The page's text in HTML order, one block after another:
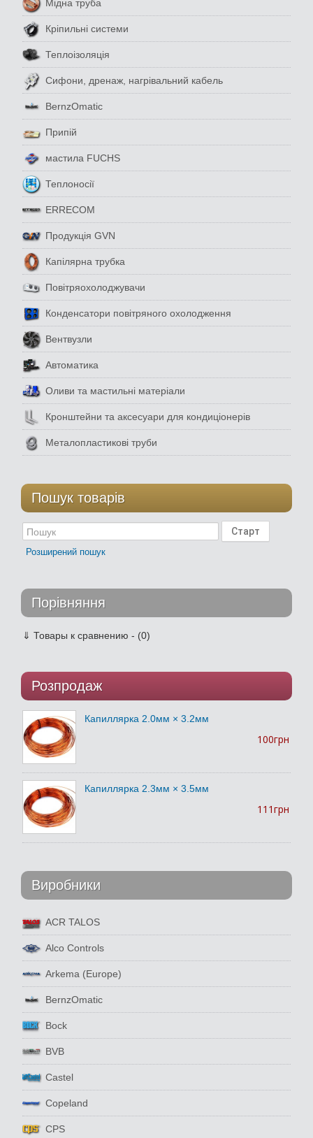
Мідна труба
Кріпильні системи
Теплоізоляція
Сифони, дренаж, нагрівальний кабель
BernzOmatic
Припій
мастила FUCHS
Теплоносії
ERRECOM
Продукція GVN
Капілярна трубка
Повітряохолоджувачи
Конденсатори повітряного охолодження
Вентвузли
Автоматика
Оливи та мастильні матеріали
Кронштейни та аксесуари для кондиціонерів
Металопластикові труби
Пошук товарів
Розширений пошук
Порівняння
⇓ Товары к сравнению - (0)
Розпродаж
Капиллярка 2.0мм × 3.2мм
100грн
Капиллярка 2.3мм × 3.5мм
111грн
Виробники
ACR TALOS
Alco Controls
Arkema (Europe)
BernzOmatic
Bock
BVB
Castel
Copeland
CPS